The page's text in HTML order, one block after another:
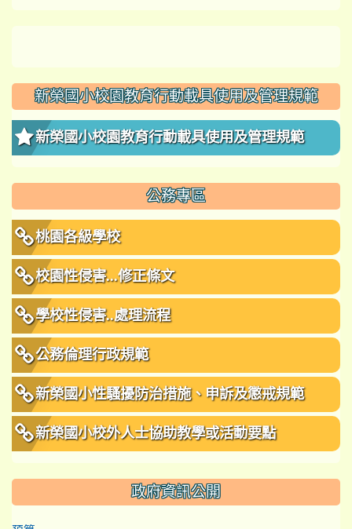
新榮國小校園教育行動載具使用及管理規範
新榮國小校園教育行動載具使用及管理規範
公務專區
桃園各級學校
校園性侵害...修正條文
學校性侵害..處理流程
公務倫理行政規範
新榮國小性騷擾防治措施、申訴及懲戒規範
新榮國小校外人士協助教學或活動要點
政府資訊公開